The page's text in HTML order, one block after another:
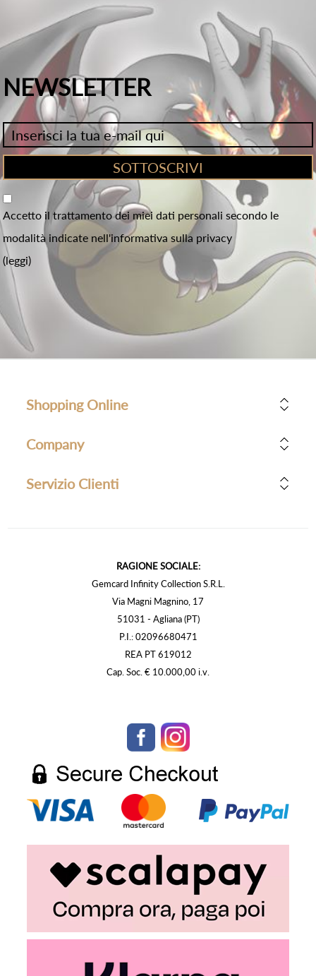
NEWSLETTER
Accetto il trattamento dei miei dati personali secondo le
modalità indicate nell'informativa sulla privacy
(leggi)
Shopping Online
Company
Servizio Clienti
RAGIONE SOCIALE:
Gemcard Infinity Collection S.R.L.
Via Magni Magnino, 17
51031 - Agliana (PT)
P.I.: 02096680471
REA PT 619012
Cap. Soc. € 10.000,00 i.v.